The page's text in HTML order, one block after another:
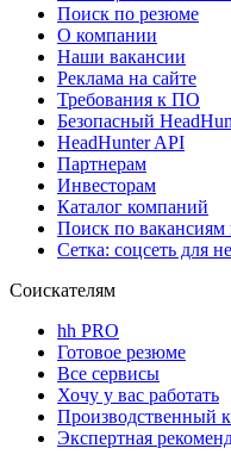
Поиск по резюме
О компании
Наши вакансии
Реклама на сайте
Требования к ПО
Безопасный
HeadHunter API
Партнерам
Инвесторам
Каталог компаний
Поиск по
Сетка: соцсеть для
Соискателям
hh PRO
Готовое резюме
Все сервисы
Хочу у вас работать
Производственный
Экспертная